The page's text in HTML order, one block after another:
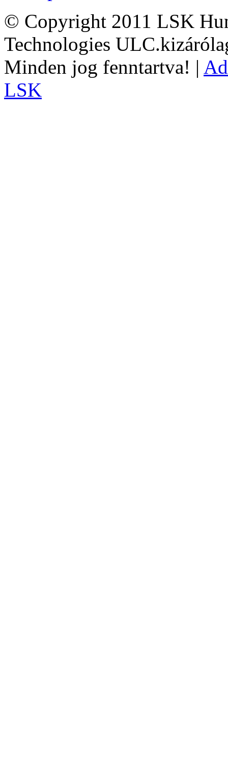
© Copyright 2011 LSK
Technologies
Minden jog fenntartva! |
LSK